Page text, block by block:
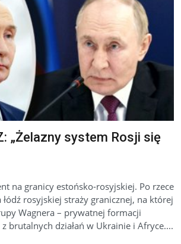
„Żelazny system Rosji się
na granicy estońsko-rosyjskiej. Po rzece
łódź rosyjskiej straży granicznej, na której
Wagnera – prywatnej formacji
brutalnych działań w Ukrainie i Afryce....